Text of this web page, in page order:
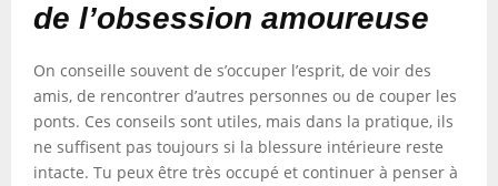
de l’obsession amoureuse
On conseille souvent de s’occuper l’esprit, de voir des
amis, de rencontrer d’autres personnes ou de couper les
ponts. Ces conseils sont utiles, mais dans la pratique, ils
ne suffisent pas toujours si la blessure intérieure reste
intacte. Tu peux être très occupé et continuer à penser à